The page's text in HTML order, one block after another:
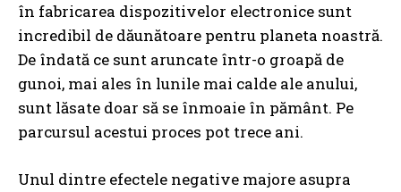
în fabricarea dispozitivelor electronice sunt
incredibil de dăunătoare pentru planeta noastră.
De îndată ce sunt aruncate într-o groapă de
gunoi, mai ales în lunile mai calde ale anului,
sunt lăsate doar să se înmoaie în pământ. Pe
parcursul acestui proces pot trece ani.
Unul dintre efectele negative majore asupra